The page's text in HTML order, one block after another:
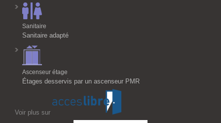
Sanitaire
Sanitaire adapté
Ascenseur étage
Étages desservis par un ascenseur PMR
Voir plus sur